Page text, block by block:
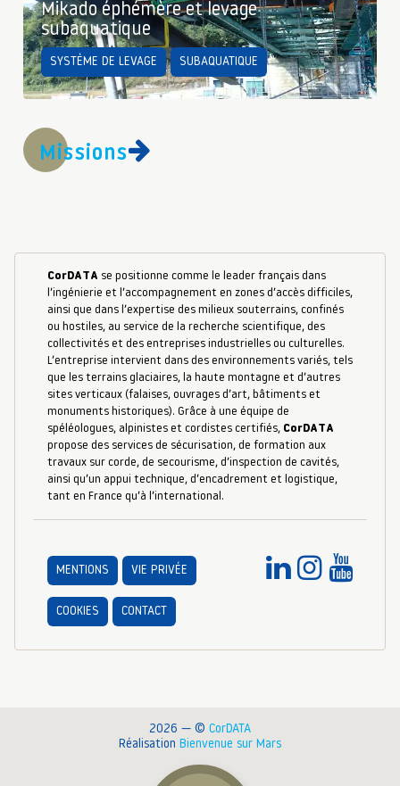
Mikado éphémère et levage
subaquatique
SYSTÈME DE LEVAGE SUBAQUATIQUE
Missions
CorDATA se positionne comme le leader français dans
l’ingénierie et l’accompagnement en zones d’accès difficiles,
ainsi que dans l’expertise des milieux souterrains, confinés
ou hostiles, au service de la recherche scientifique, des
collectivités et des entreprises industrielles ou culturelles.
L’entreprise intervient dans des environnements variés, tels
que les terrains glaciaires, la haute montagne et d’autres
sites verticaux (falaises, ouvrages d’art, bâtiments et
monuments historiques). Grâce à une équipe de
spéléologues, alpinistes et cordistes certifiés, CorDATA
propose des services de sécurisation, de formation aux
travaux sur corde, de secourisme, d’inspection de cavités,
ainsi qu’un appui technique, d’encadrement et logistique,
tant en France qu’à l’international.
MENTIONS VIE PRIVÉE
COOKIES CONTACT
2026 — © CorDATA
Réalisation Bienvenue sur Mars